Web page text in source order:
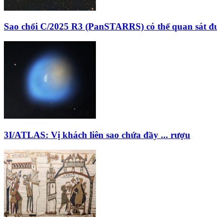
Sao chổi C/2025 R3 (PanSTARRS) có thể quan sát
3I/ATLAS: Vị khách liên sao chứa đầy ... rượu